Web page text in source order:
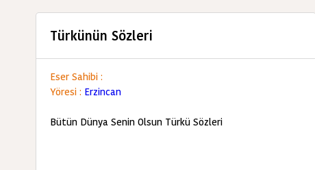
Türkünün Sözleri
Eser Sahibi :
Yöresi : Erzincan
Bütün Dünya Senin Olsun Türkü Sözleri